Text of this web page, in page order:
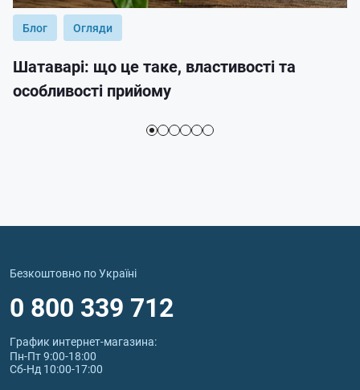
Блог Огляди
Шатаварі: що це таке, властивості та
особливості прийому
Безкоштовно по Україні
0 800 339 712
График интернет‑магазина:
Пн-Пт 9:00-18:00
Сб-Нд 10:00-17:00